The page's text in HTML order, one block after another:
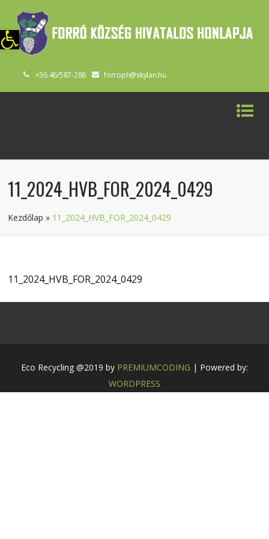
Eszköztár megnyitása
+36 46/587-288 forroph@skylan.hu
11_2024_HVB_FOR_2024_0429
Kezdőlap » 11_2024_HVB_FOR_2024_0429
11_2024_HVB_FOR_2024_0429
Eco Recycling @2019 by PREMIUMCODING | Powered by:
WORDPRESS